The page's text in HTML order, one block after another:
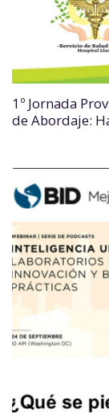
1º Jornada
de Abordaje: